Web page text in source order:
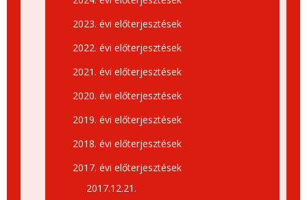
2023. évi előterjesztések
2022. évi előterjesztések
2021. évi előterjesztések
2020. évi előterjesztések
2019. évi előterjesztések
2018. évi előterjesztések
2017. évi előterjesztések
2017.12.21.